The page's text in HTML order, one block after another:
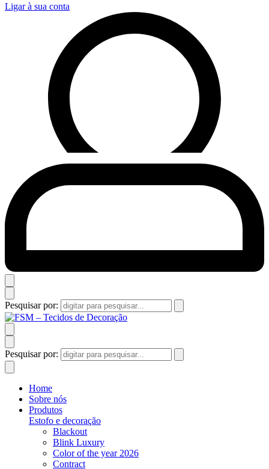
Ligar à sua conta
Pesquisar por:
Pesquisar por:
Home
Sobre nós
Produtos
Estofo e decoração
Blackout
Blink Luxury
Color of the year 2026
Contract